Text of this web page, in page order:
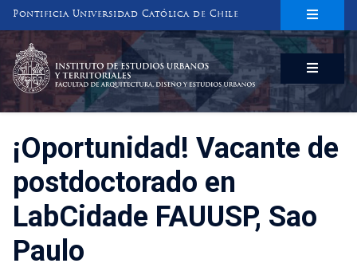
Pontificia Universidad Católica de Chile
INSTITUTO DE ESTUDIOS URBANOS
Y TERRITORIALES
FACULTAD DE ARQUITECTURA, DISEÑO Y ESTUDIOS URBANOS
¡Oportunidad! Vacante de
postdoctorado en
LabCidade FAUUSP, Sao
Paulo